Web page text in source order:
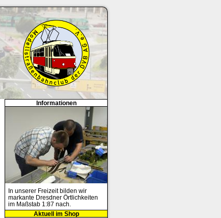
Informationen
In unserer Freizeit bilden wir
markante Dresdner Örtlichkeiten
im Maßstab 1:87 nach.
Aktuell im Shop